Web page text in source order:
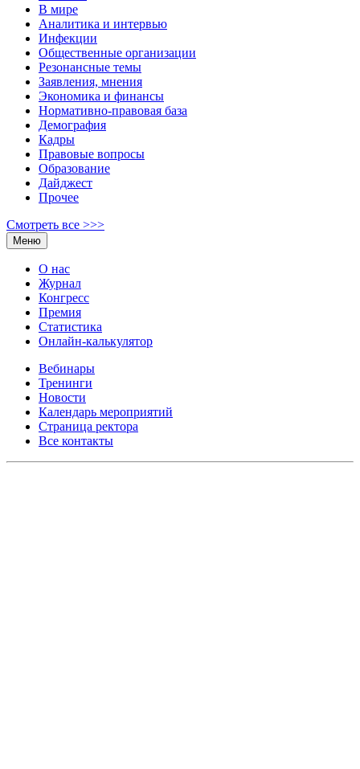
В мире
Аналитика и интервью
Инфекции
Общественные организации
Резонансные темы
Заявления, мнения
Экономика и финансы
Нормативно-правовая база
Демография
Кадры
Правовые вопросы
Образование
Дайджест
Прочее
Смотреть все >>>
Меню
О нас
Журнал
Конгресс
Премия
Статистика
Онлайн-калькулятор
Вебинары
Тренинги
Новости
Календарь мероприятий
Страница ректора
Все контакты